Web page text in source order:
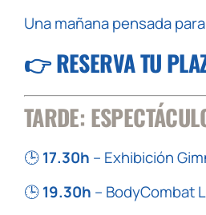
Una mañana pensada
👉RESERVA TU
TARDE:
🕒17.30h – Exhibición
🕒19.30h – BodyCombat